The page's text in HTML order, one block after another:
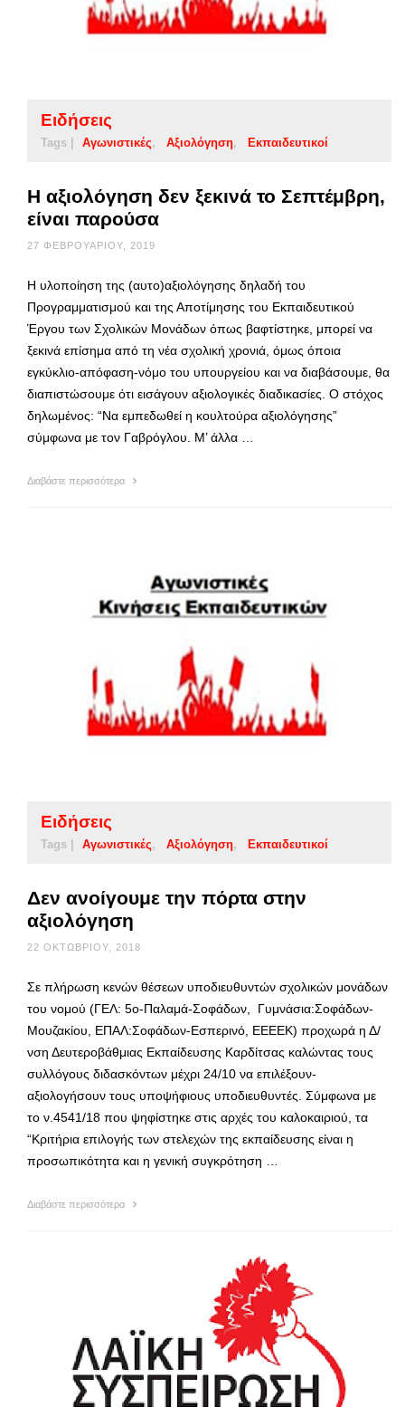
Ειδήσεις
Tags | Αγωνιστικές Αξιολόγηση Εκπαιδευτικοί
Η αξιολόγηση δεν ξεκινά το Σεπτέμβρη,
είναι παρούσα
27 ΦΕΒΡΟΥΑΡΊΟΥ, 2019
Η υλοποίηση της (αυτο)αξιολόγησης δηλαδή του
Προγραμματισμού και της Αποτίμησης του Εκπαιδευτικού
Έργου των Σχολικών Μονάδων όπως βαφτίστηκε, μπορεί να
ξεκινά επίσημα από τη νέα σχολική χρονιά, όμως όποια
εγκύκλιο-απόφαση-νόμο του υπουργείου και να διαβάσουμε, θα
διαπιστώσουμε ότι εισάγουν αξιολογικές διαδικασίες. Ο στόχος
δηλωμένος: “Να εμπεδωθεί η κουλτούρα αξιολόγησης”
σύμφωνα με τον Γαβρόγλου. Μ’ άλλα …
Διαβάστε περισσότερα
Ειδήσεις
Tags | Αγωνιστικές Αξιολόγηση Εκπαιδευτικοί
Δεν ανοίγουμε την πόρτα στην
αξιολόγηση
22 ΟΚΤΩΒΡΊΟΥ, 2018
Σε πλήρωση κενών θέσεων υποδιευθυντών σχολικών μονάδων
του νομού (ΓΕΛ: 5ο-Παλαμά-Σοφάδων, Γυμνάσια:Σοφάδων-
Μουζακίου, ΕΠΑΛ:Σοφάδων-Εσπερινό, ΕΕΕΕΚ) προχωρά η Δ/
νση Δευτεροβάθμιας Εκπαίδευσης Καρδίτσας καλώντας τους
συλλόγους διδασκόντων μέχρι 24/10 να επιλέξουν-
αξιολογήσουν τους υποψήφιους υποδιευθυντές. Σύμφωνα με
το ν.4541/18 που ψηφίστηκε στις αρχές του καλοκαιριού, τα
“Κριτήρια επιλογής των στελεχών της εκπαίδευσης είναι η
προσωπικότητα και η γενική συγκρότηση …
Διαβάστε περισσότερα